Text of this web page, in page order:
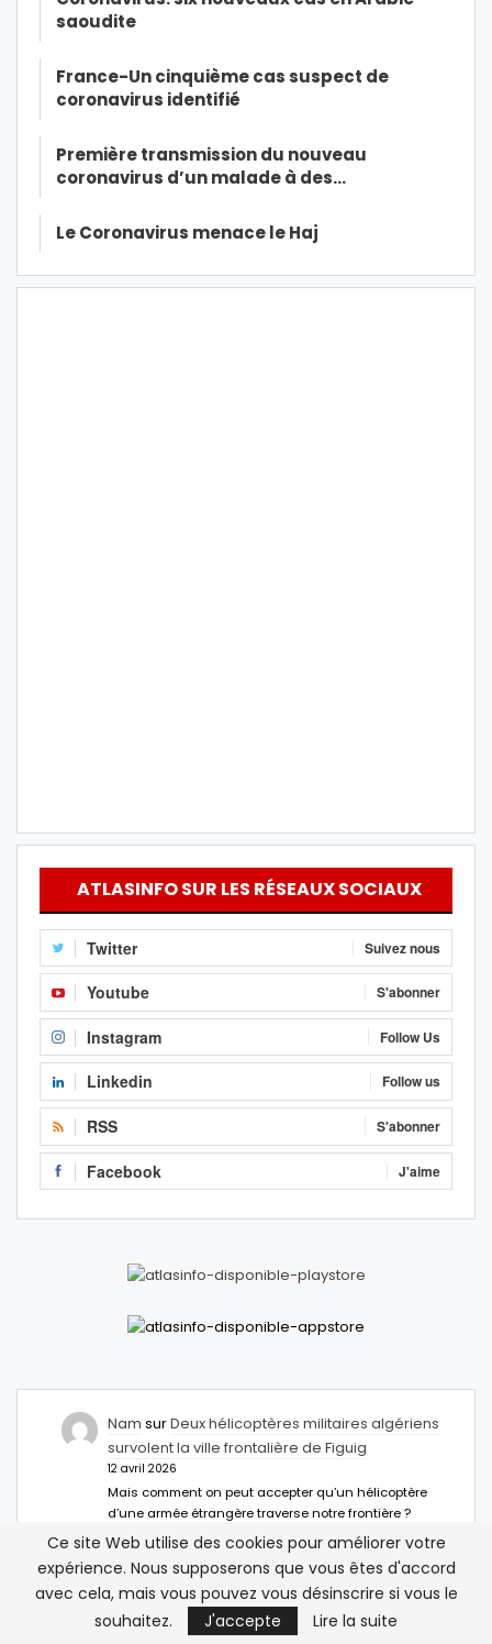
saoudite
France-Un cinquième cas suspect de
coronavirus identifié
Première transmission du nouveau
coronavirus d’un malade à des…
Le Coronavirus menace le Haj
ATLASINFO SUR LES RÉSEAUX SOCIAUX
Twitter Suivez nous
Youtube S'abonner
Instagram Follow Us
Linkedin Follow us
RSS S'abonner
Facebook J'aime
Nam surDeux hélicoptères militaires algériens
survolent la ville frontalière de Figuig
12 avril 2026
Mais comment on peut accepter qu’un hélicoptère
d’une armée étrangère traverse notre frontière ?
Abdelhamid MsurDeux hélicoptères militaires
algériens survolent la ville frontalière de Figuig
12 avril 2026
Il faut installer des anti missiles à Figuig c
Ce site Web utilise des cookies pour améliorer votre
expérience. Nous supposerons que vous êtes d'accord
avec cela, mais vous pouvez vous désinscrire si vous le
souhaitez.
J'accepte Lire la suite